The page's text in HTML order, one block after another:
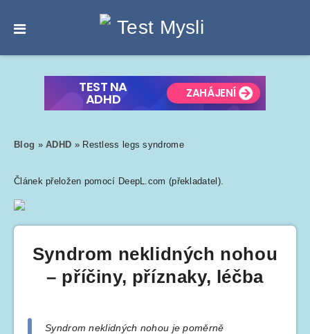
Blog »ADHD » Restless legs syndrome
Článek přeložen pomocí DeepL.com (překladatel).
Syndrom neklidných nohou
– příčiny, příznaky, léčba
Syndrom neklidných nohou je poměrně